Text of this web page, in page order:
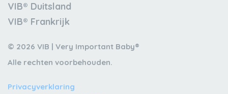
VIB® Duitsland
VIB® Frankrijk
© 2026 VIB | Very Important Baby®
Alle rechten voorbehouden.
Privacyverklaring